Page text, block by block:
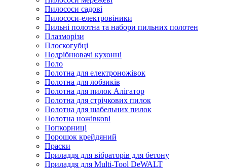
Пилососи садові
Пилососи-електровіники
Пильні полотна та набори пильних полотен
Плазморізи
Плоскогубці
Подрібнювачі кухонні
Поло
Полотна для електроножівок
Полотна для лобзиків
Полотна для пилок Алігатор
Полотна для стрічкових пилок
Полотна для шабельних пилок
Полотна ножівкові
Попкорниці
Порошок крейдяний
Праски
Приладдя для вібраторів для бетону
Приладдя для Multi-Tool DeWALT